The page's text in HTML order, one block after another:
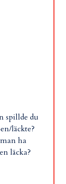
spillde du
läckte?
ha
läcka?